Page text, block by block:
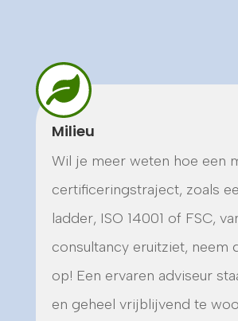
Milieu
Wil je meer weten hoe een
certificeringstraject, zoals
ladder, ISO 14001 of FSC,
consultancy eruitziet, neem
op! Een ervaren adviseur
en geheel vrijblijvend te